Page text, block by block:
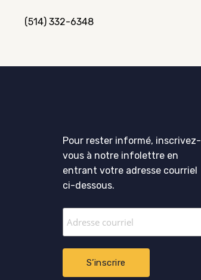
(514) 332-6348
Pour rester informé, inscrivez-
vous à notre infolettre en
entrant votre adresse courriel
ci-dessous.